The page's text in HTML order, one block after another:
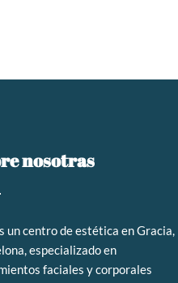
nosotras
uncentro de estética en Gracia,
especializado en
faciales y corporales